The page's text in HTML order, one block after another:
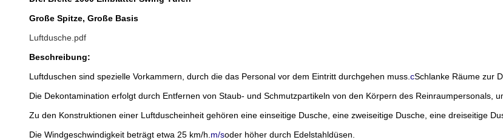
Große Spitze, Große Basis
Luftdusche.pdf
Beschreibung:
Luftduschen sind spezielle Vorkammern, durch die das Personal vor dem Eintritt durchgehen muss. cSchlanke Räume zur
Die Dekontamination erfolgt durch Entfernen von Staub- und Schmutzpartikeln von den Körpern des Reinraumpersonals,
Zu den Konstruktionen einer Luftduscheinheit gehören eine einseitige Dusche, eine zweiseitige Dusche, eine dreiseitige
Die Windgeschwindigkeit beträgt etwa 25 km/h. m/soder höher durch Edelstahldüsen.